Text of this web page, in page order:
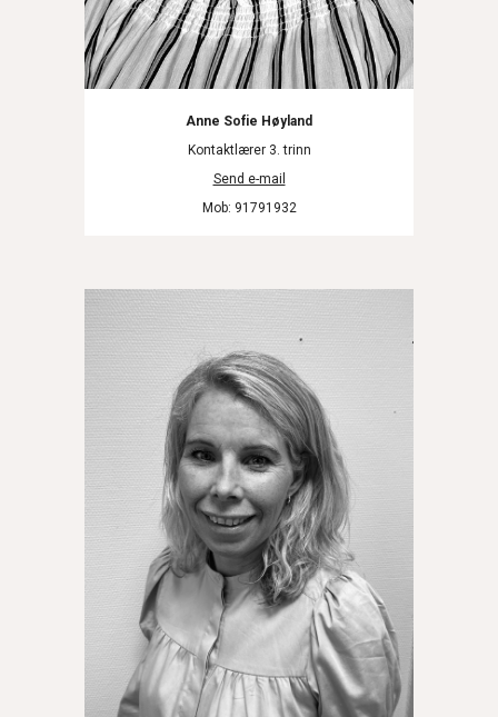
Anne Sofie Høyland
Kontaktlærer 3. trinn
Send e-mail
Mob: 91791932